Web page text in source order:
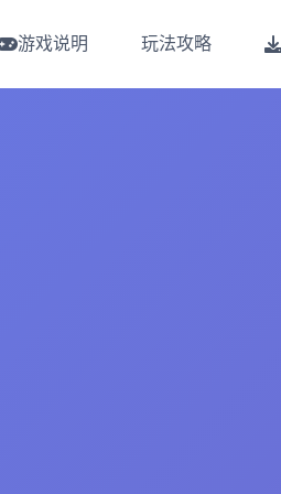
游戏说明 玩法攻略